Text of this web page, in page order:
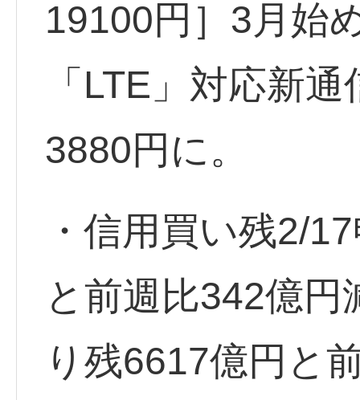
19100円］3月始
「LTE」対応新
3880円に。
・信用買い残2/
と前週比342億
り残6617億円と